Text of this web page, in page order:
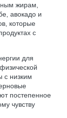
жирам,
авокадо и
которые
с
для
с низким
постепенное
чувству